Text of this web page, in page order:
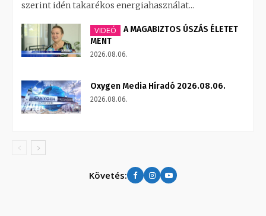
szerint idén takarékos energiahasználat...
VIDEÓ
A MAGABIZTOS ÚSZÁS ÉLETET
MENT
2026.08.06.
Oxygen Media Híradó 2026.08.06.
2026.08.06.
Követés: